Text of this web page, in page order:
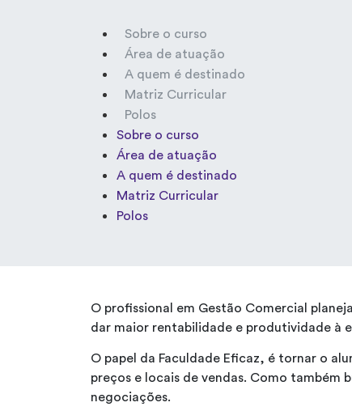
Sobre o curso
Área de atuação
A quem é destinado
Matriz Curricular
Polos
Sobre o curso
Área de atuação
A quem é destinado
Matriz Curricular
Polos
O profissional em Gestão Comercial
dar maior rentabilidade e produtividade à
O papel da Faculdade Eficaz, é tornar o
preços e locais de vendas. Como também
negociações.